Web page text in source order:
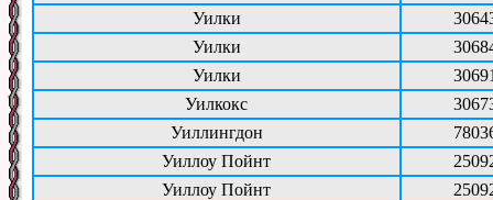
Уилки
Уилки
Уилки
Уилкокс
Уиллингдон
Уиллоу Пойнт
Уиллоу Пойнт